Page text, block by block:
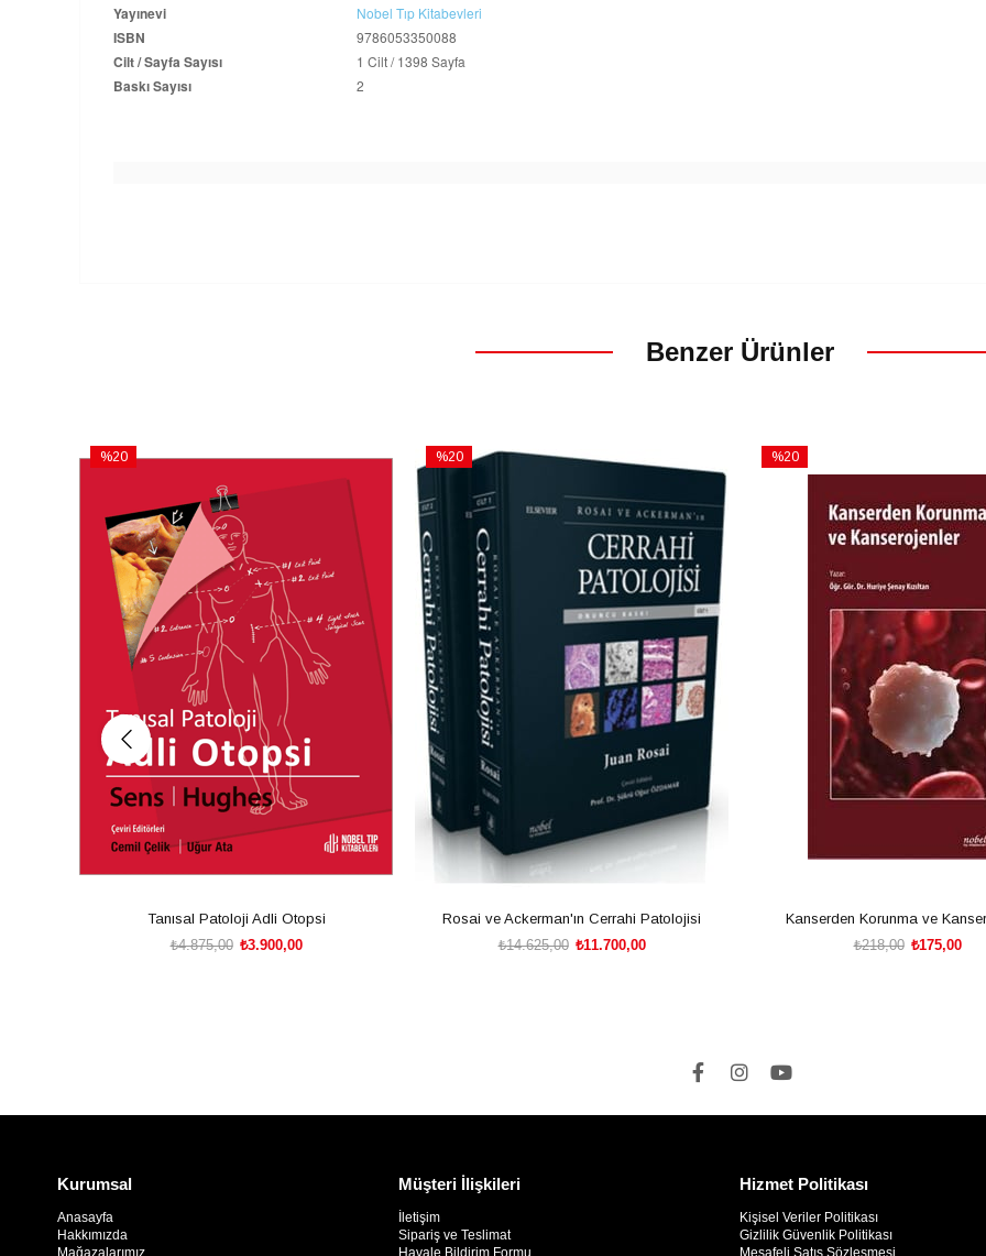
Yayınevi Nobel Tıp Kitabevleri
ISBN 9786053350088
Cilt / Sayfa Sayısı 1 Cilt / 1398 Sayfa
Baskı Sayısı 2
Benzer Ürünler
%20
Tanısal Patoloji Adli Otopsi
₺3.900,00
₺4.875,00
%20
%20İndirim
Rosai ve Ackerman'ın Cerrahi Patolojisi
₺11.700,00
₺14.625,00
%20
%20İndirim
Kanserden Korunma ve
₺175,00
₺218,00
Kurumsal
Anasayfa
Hakkımızda
Mağazalarımız
Müşteri İlişkileri
İletişim
Sipariş ve Teslimat
Havale Bildirim Formu
Hizmet Politikası
Kişisel Veriler Politikası
Gizlilik Güvenlik Politikası
Mesafeli Satış Sözleşmesi